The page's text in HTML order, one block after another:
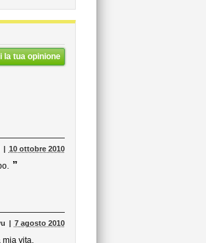
la tua opinione
10 ottobre 2010
”
7 agosto 2010
mia vita,